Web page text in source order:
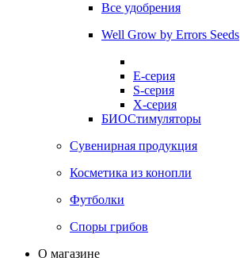
Все удобрения
Well Grow by Errors Seeds
E-серия
S-серия
X-серия
БИОСтимуляторы
Сувенирная продукция
Косметика из конопли
Футболки
Споры грибов
О магазине